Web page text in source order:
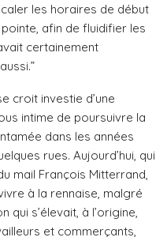
les horaires de début
afin de fluidifier les
certainement
croit investie d’une
intime de poursuivre la
dans les années
rues. Aujourd’hui, qui
mail François Mitterrand,
à la rennaise, malgré
qui s’élevait, à l’origine,
et commerçants,